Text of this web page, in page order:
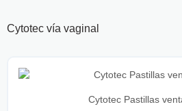
Cytotec vía vaginal
Cytotec Pastillas